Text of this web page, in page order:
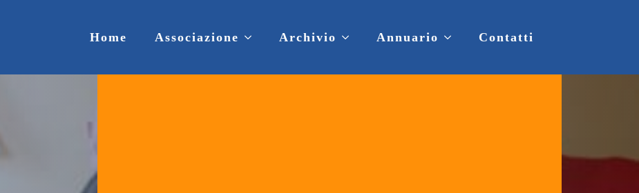
Home Associazione Archivio Annuario Contatti